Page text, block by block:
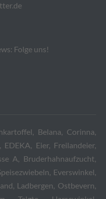
Folge uns!
Belana, Corinna,
Eier, Freilandeier,
A, Bruderhahnaufzucht,
Everswinkel,
Ladbergen, Ostbevern,